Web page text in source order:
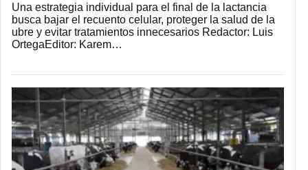
Una estrategia individual para el final de la lactancia
busca bajar el recuento celular, proteger la salud de la
ubre y evitar tratamientos innecesarios Redactor: Luis
OrtegaEditor: Karem…